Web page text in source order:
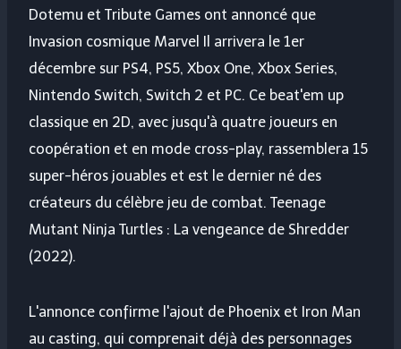
Dotemu et Tribute Games ont annoncé que
Invasion cosmique Marvel
Il arrivera le 1er
décembre sur PS4, PS5, Xbox One, Xbox Series,
Nintendo Switch, Switch 2 et PC. Ce beat'em up
classique en 2D, avec jusqu'à quatre joueurs en
coopération et en mode cross-play, rassemblera 15
super-héros jouables et est le dernier né des
créateurs du célèbre jeu de combat. Teenage
Mutant Ninja Turtles : La vengeance de Shredder
(2022).
L'annonce confirme l'ajout de Phoenix et Iron Man
au casting, qui comprenait déjà des personnages